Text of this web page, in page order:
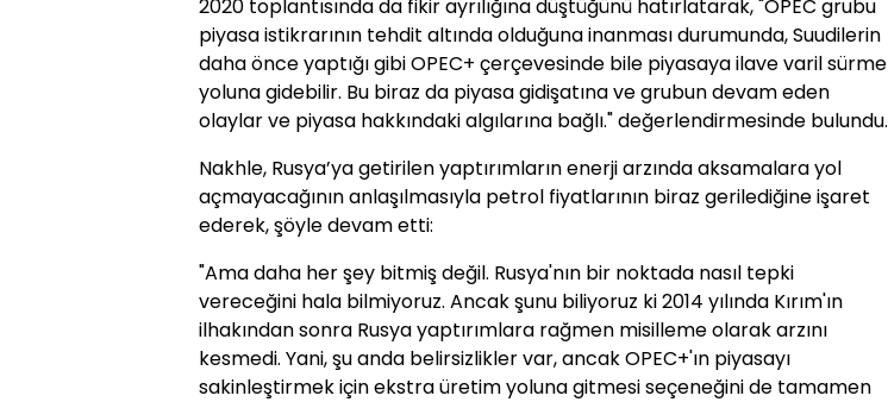
2020 toplantısında da fikir ayrılığına düştüğünü hatırlatarak, "OPEC grubu
piyasa istikrarının tehdit altında olduğuna inanması durumunda, Suudilerin
daha önce yaptığı gibi OPEC+ çerçevesinde bile piyasaya ilave varil sürme
yoluna gidebilir. Bu biraz da piyasa gidişatına ve grubun devam eden
olaylar ve piyasa hakkındaki algılarına bağlı." değerlendirmesinde bulundu.
Nakhle, Rusya’ya getirilen yaptırımların enerji arzında aksamalara yol
açmayacağının anlaşılmasıyla petrol fiyatlarının biraz gerilediğine işaret
ederek, şöyle devam etti:
"Ama daha her şey bitmiş değil. Rusya'nın bir noktada nasıl tepki
vereceğini hala bilmiyoruz. Ancak şunu biliyoruz ki 2014 yılında Kırım'ın
ilhakından sonra Rusya yaptırımlara rağmen misilleme olarak arzını
kesmedi. Yani, şu anda belirsizlikler var, ancak OPEC+'ın piyasayı
sakinleştirmek için ekstra üretim yoluna gitmesi seçeneğini de tamamen